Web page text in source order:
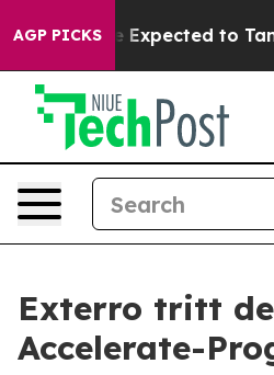
AGP PICKS
Were Expected to Tank
Exterro tritt
Accelerate-